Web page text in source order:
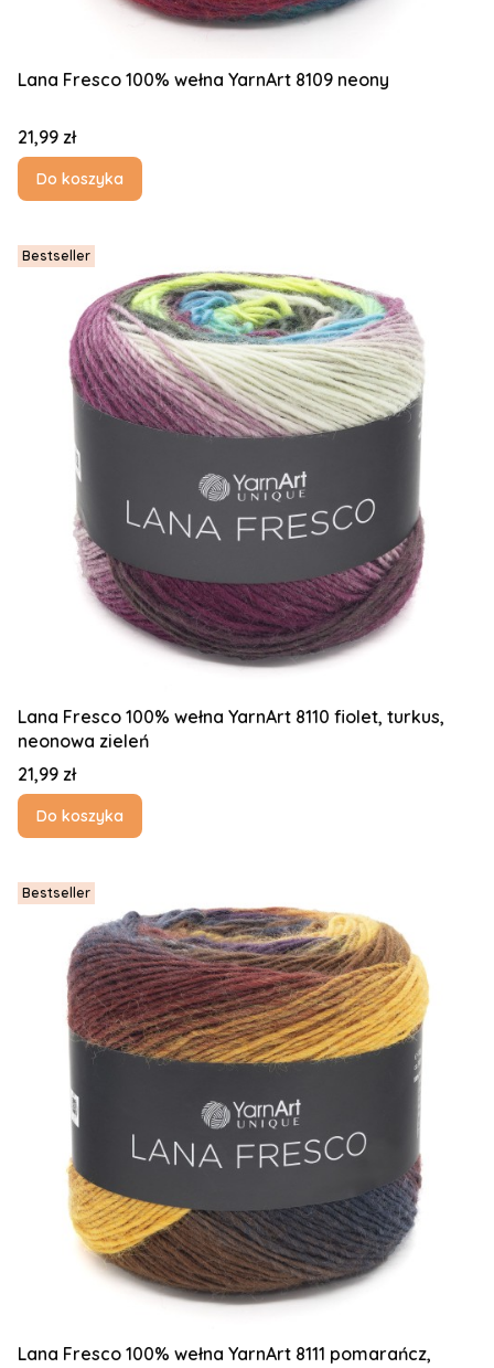
Lana Fresco 100% wełna YarnArt 8109 neony
Cena
21,99 zł
Do koszyka
Bestseller
Lana Fresco 100% wełna YarnArt 8110 fiolet, turkus,
neonowa zieleń
Cena
21,99 zł
Do koszyka
Bestseller
Lana Fresco 100% wełna YarnArt 8111 pomarańcz,